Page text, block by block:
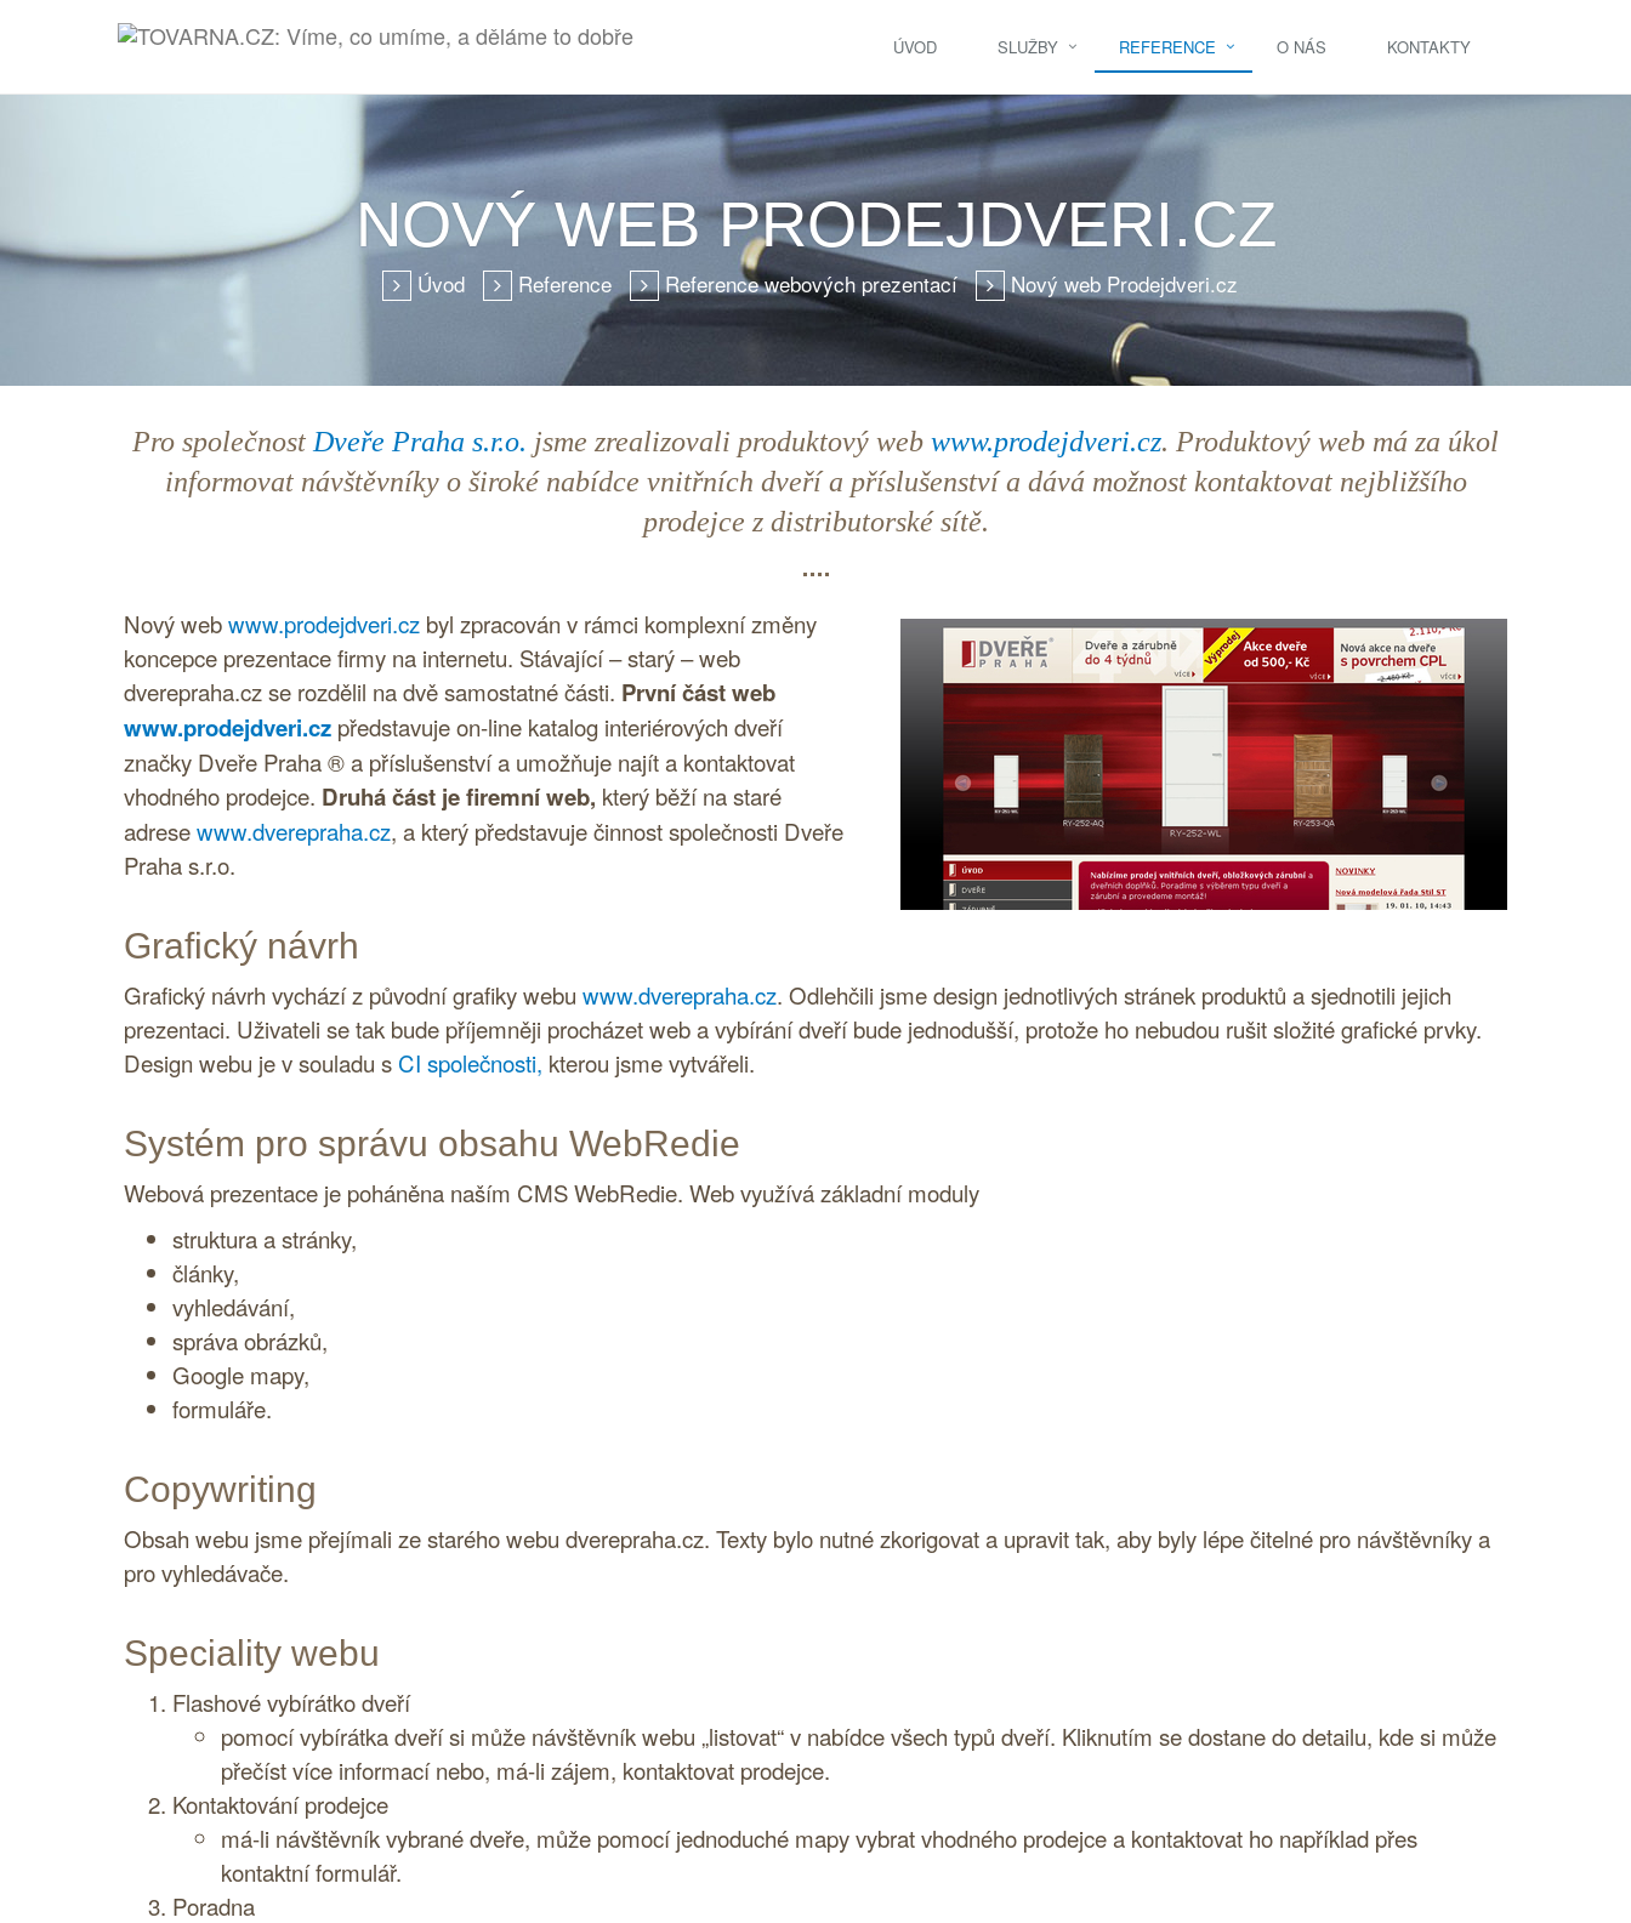
ÚVOD SLUŽBY REFERENCE O NÁS KONTAKTY
NOVÝ WEB PRODEJDVERI.CZ
Úvod Reference Reference webových prezentací Nový web Prodejdveri.cz
Pro společnost Dveře Praha s.r.o. jsme zrealizovali produktový web www.prodejdveri.cz. Produktový web má za úkol
informovat návštěvníky o široké nabídce vnitřních dveří a příslušenství a dává možnost kontaktovat nejbližšího
prodejce z distributorské sítě.
Nový webwww.prodejdveri.cz byl zpracován v rámci komplexní změny
koncepce prezentace firmy na internetu. Stávající – starý – web
dverepraha.cz se rozdělil na dvě samostatné části. První část web
www.prodejdveri.cz představuje on-line katalog interiérových dveří
značky Dveře Praha ® a příslušenství a umožňuje najít a kontaktovat
vhodného prodejce. Druhá část je firemní web, který běží na staré
adresewww.dverepraha.cz, a který představuje činnost společnosti Dveře
Praha s.r.o.
Grafický návrh
Grafický návrh vychází z původní grafiky webu www.dverepraha.cz. Odlehčili jsme design jednotlivých stránek produktů a sjednotili jejich
prezentaci. Uživateli se tak bude příjemněji procházet web a vybírání dveří bude jednodušší, protože ho nebudou rušit složité grafické prvky.
Design webu je v souladu s CI společnosti, kterou jsme vytvářeli.
Systém pro správu obsahu WebRedie
Webová prezentace je poháněna naším CMSWebRedie. Web využívá základní moduly
struktura a stránky,
články,
vyhledávání,
správa obrázků,
Google mapy,
formuláře.
Copywriting
Obsah webu jsme přejímali ze starého webu dverepraha.cz. Texty bylo nutné zkorigovat a upravit tak, aby byly lépe čitelné pro návštěvníky a
pro vyhledávače.
Speciality webu
Flashové vybírátko dveří
pomocí vybírátka dveří si může návštěvník webu „listovat“ v nabídce všech typů dveří. Kliknutím se dostane do detailu, kde si může
přečíst více informací nebo, má-li zájem, kontaktovat prodejce.
Kontaktování prodejce
má-li návštěvník vybrané dveře, může pomocí jednoduché mapy vybrat vhodného prodejce a kontaktovat ho například přes
kontaktní formulář.
Poradna